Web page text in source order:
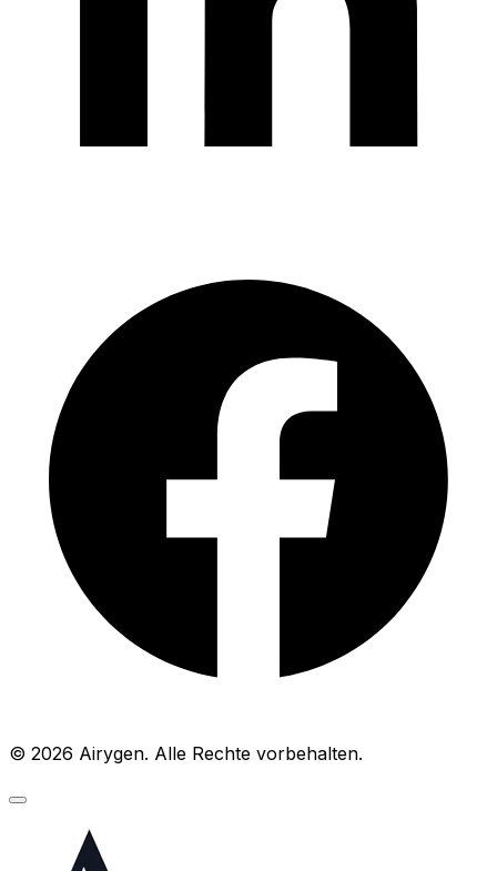
© 2026 Airygen. Alle Rechte vorbehalten.